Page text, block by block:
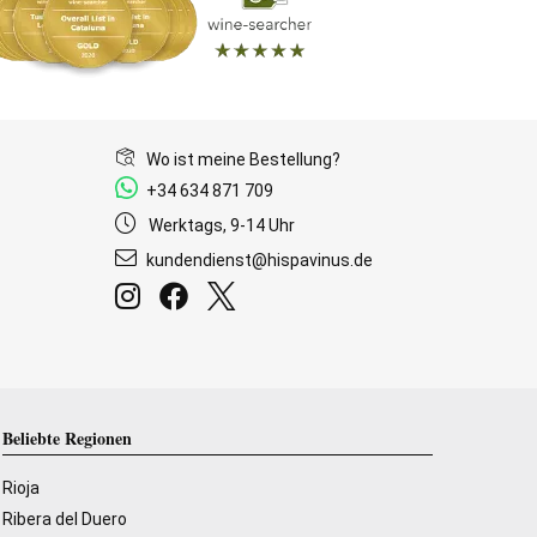
Wo ist meine Bestellung?
+34 634 871 709
Werktags, 9-14 Uhr
kundendienst@hispavinus.de
Beliebte Regionen
Rioja
Ribera del Duero